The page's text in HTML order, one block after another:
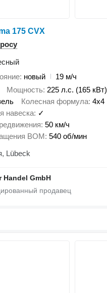
175 CVX
новый
19 м/ч
Мощность 225 л.с. (165 кВт)
Колесная формула 4x4
навеска ✓
50 км/ч
ВОМ 540 об/мин
Lübeck
Handel GmbH